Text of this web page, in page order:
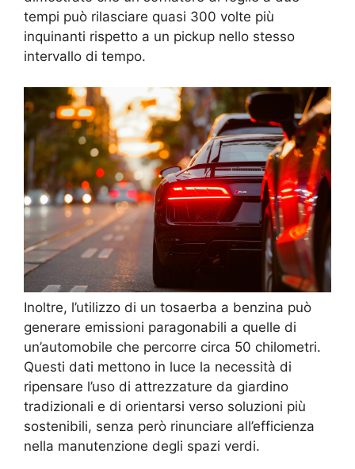
tempi può rilasciare quasi 300 volte più
inquinanti rispetto a un pickup nello stesso
intervallo di tempo.
Inoltre, l’utilizzo di un tosaerba a benzina può
generare emissioni paragonabili a quelle di
un’automobile che percorre circa 50 chilometri.
Questi dati mettono in luce la necessità di
ripensare l’uso di attrezzature da giardino
tradizionali e di orientarsi verso soluzioni più
sostenibili, senza però rinunciare all’efficienza
nella manutenzione degli spazi verdi.